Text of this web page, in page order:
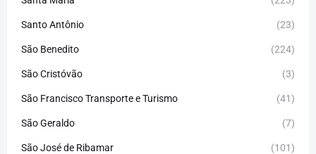
Santo Antônio (23)
São Benedito (224)
São Cristóvão (3)
São Francisco Transporte e Turismo (41)
São Geraldo (7)
São José de Ribamar (101)